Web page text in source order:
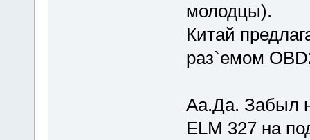
молодцы).
Китай
раз`емом
Аа.Да. Забыл
ELM 327 на